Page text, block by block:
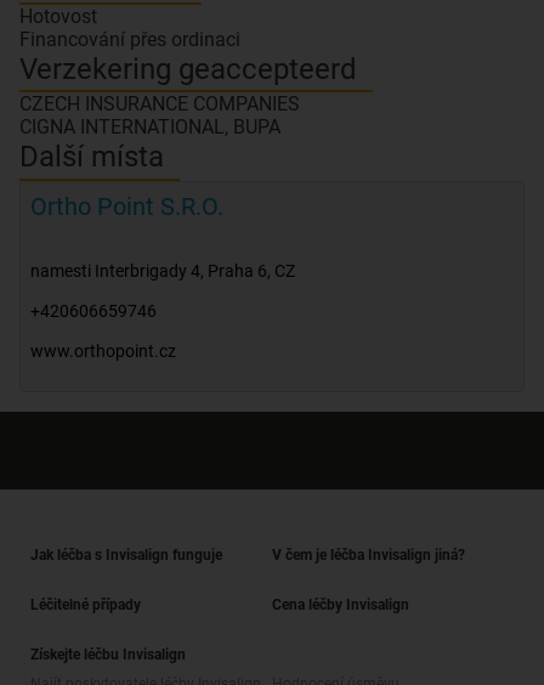
Hotovost
Financování přes ordinaci
Verzekering geaccepteerd
CZECH INSURANCE COMPANIES
CIGNA INTERNATIONAL, BUPA
Další místa
Ortho Point S.R.O.
namesti Interbrigady 4, Praha 6, CZ
+420606659746
www.orthopoint.cz
Jak léčba s Invisalign funguje V čem je léčba Invisalign jiná?
Léčitelné případy Cena léčby Invisalign
Získejte léčbu Invisalign